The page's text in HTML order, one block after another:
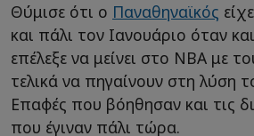
Θύμισε ότι ο Παναθηναϊκός
και πάλι τον Ιανουάριο όταν
επέλεξε να μείνει στο ΝΒΑ με
τελικά να πηγαίνουν στη λύση
Επαφές που βόηθησαν και τις
που έγιναν πάλι τώρα.